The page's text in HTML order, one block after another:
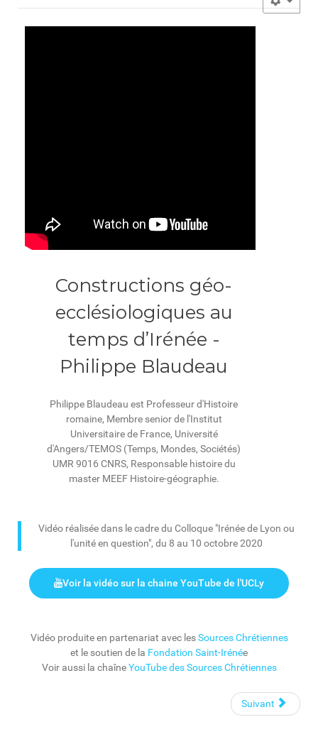
Constructions géo-
ecclésiologiques au
temps d’Irénée -
Philippe Blaudeau
Philippe Blaudeau est Professeur d'Histoire
romaine, Membre senior de l'Institut
Universitaire de France, Université
d'Angers/TEMOS (Temps, Mondes, Sociétés)
UMR 9016 CNRS, Responsable histoire du
master MEEF Histoire-géographie.
Vidéo réalisée dans le cadre du Colloque "Irénée de Lyon ou
l'unité en question", du 8 au 10 octobre 2020
Voir la vidéo sur la chaine YouTube de l'UCLy
Vidéo produite en partenariat avec lesSources Chrétiennes
et le soutien de la Fondation Saint-Irénée
Voir aussi la chaîneYouTube des Sources Chrétiennes
Suivant